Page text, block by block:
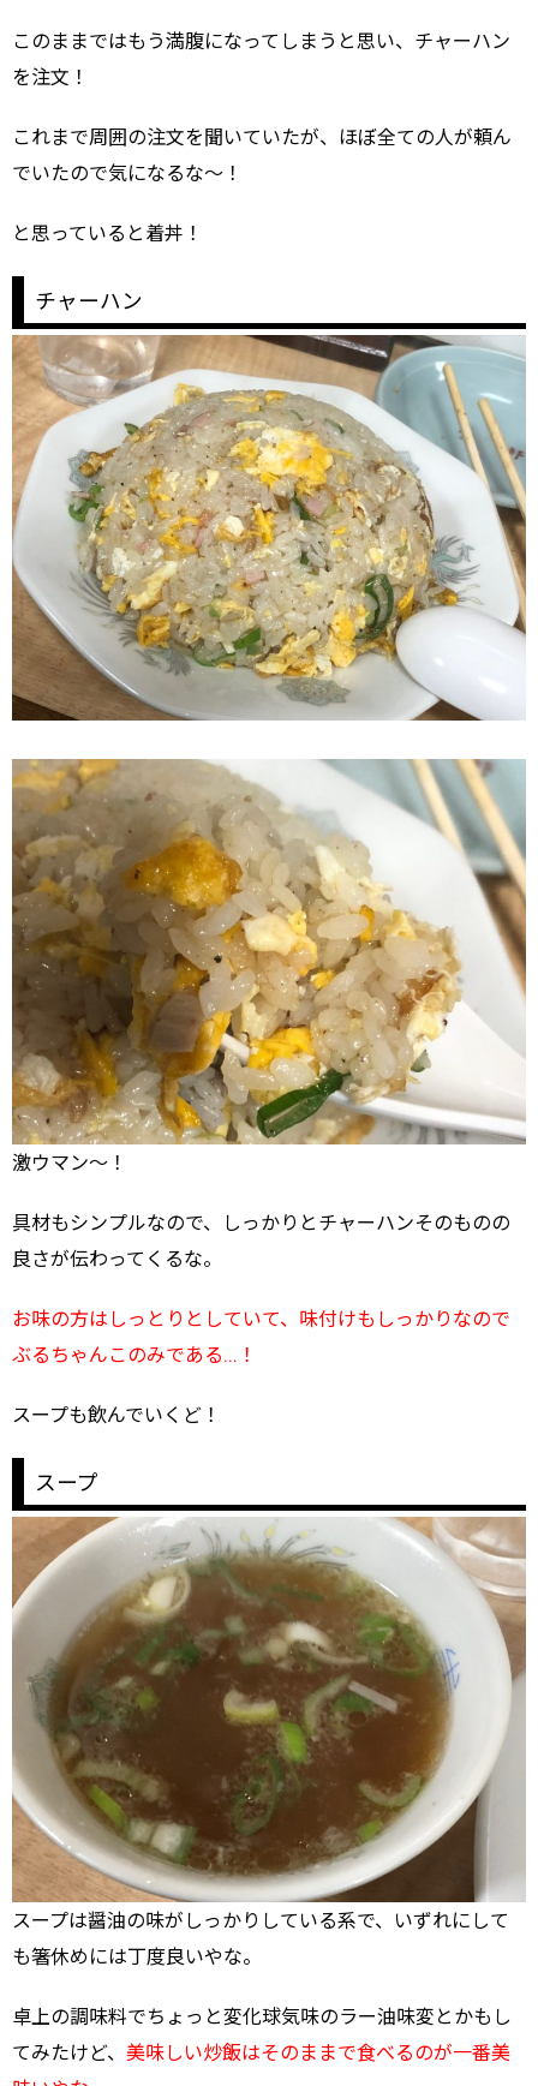
このままではもう満腹になってしまうと思い、チャーハン
を注文！
これまで周囲の注文を聞いていたが、ほぼ全ての人が頼ん
でいたので気になるな～！
と思っていると着丼！
チャーハン
激ウマン～！
具材もシンプルなので、しっかりとチャーハンそのものの
良さが伝わってくるな。
お味の方はしっとりとしていて、味付けもしっかりなので
ぶるちゃんこのみである…！
スープも飲んでいくど！
スープ
スープは醤油の味がしっかりしている系で、いずれにして
も箸休めには丁度良いやな。
卓上の調味料でちょっと変化球気味のラー油味変とかもし
てみたけど、 美味しい炒飯はそのままで食べるのが一番美